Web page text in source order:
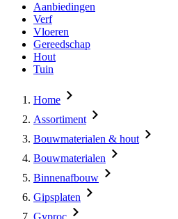
Aanbiedingen
Verf
Vloeren
Gereedschap
Hout
Tuin
Home
Assortiment
Bouwmaterialen & hout
Bouwmaterialen
Binnenafbouw
Gipsplaten
Gyproc